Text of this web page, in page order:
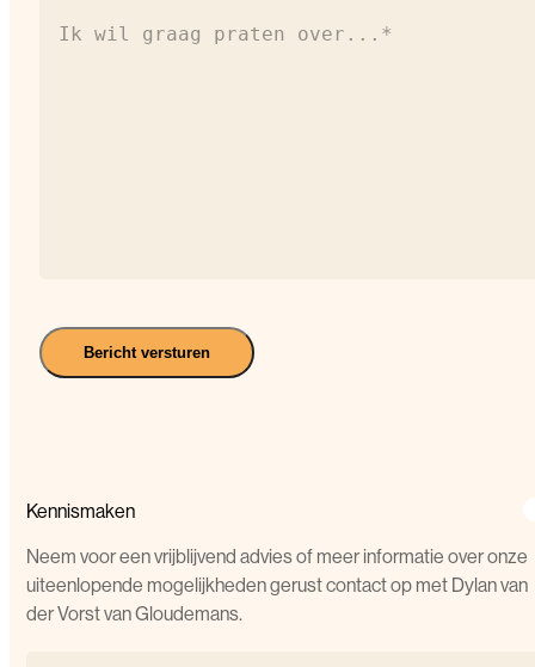
Bericht versturen
Kennismaken
Neem voor een vrijblijvend advies of meer informatie over onze
uiteenlopende mogelijkheden gerust contact op met Dylan van
der Vorst van Gloudemans.